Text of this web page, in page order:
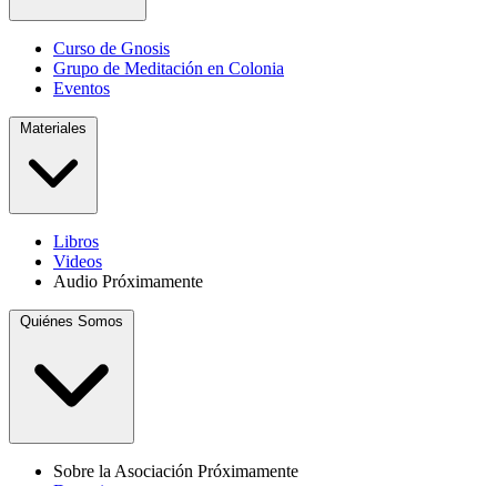
Curso de Gnosis
Grupo de Meditación en Colonia
Eventos
Materiales
Libros
Videos
Audio Próximamente
Quiénes Somos
Sobre la Asociación Próximamente